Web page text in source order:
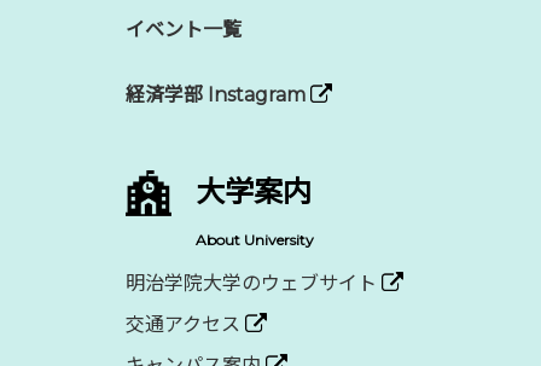
イベント一覧
経済学部 Instagram
大学案内
About University
明治学院大学のウェブサイト
交通アクセス